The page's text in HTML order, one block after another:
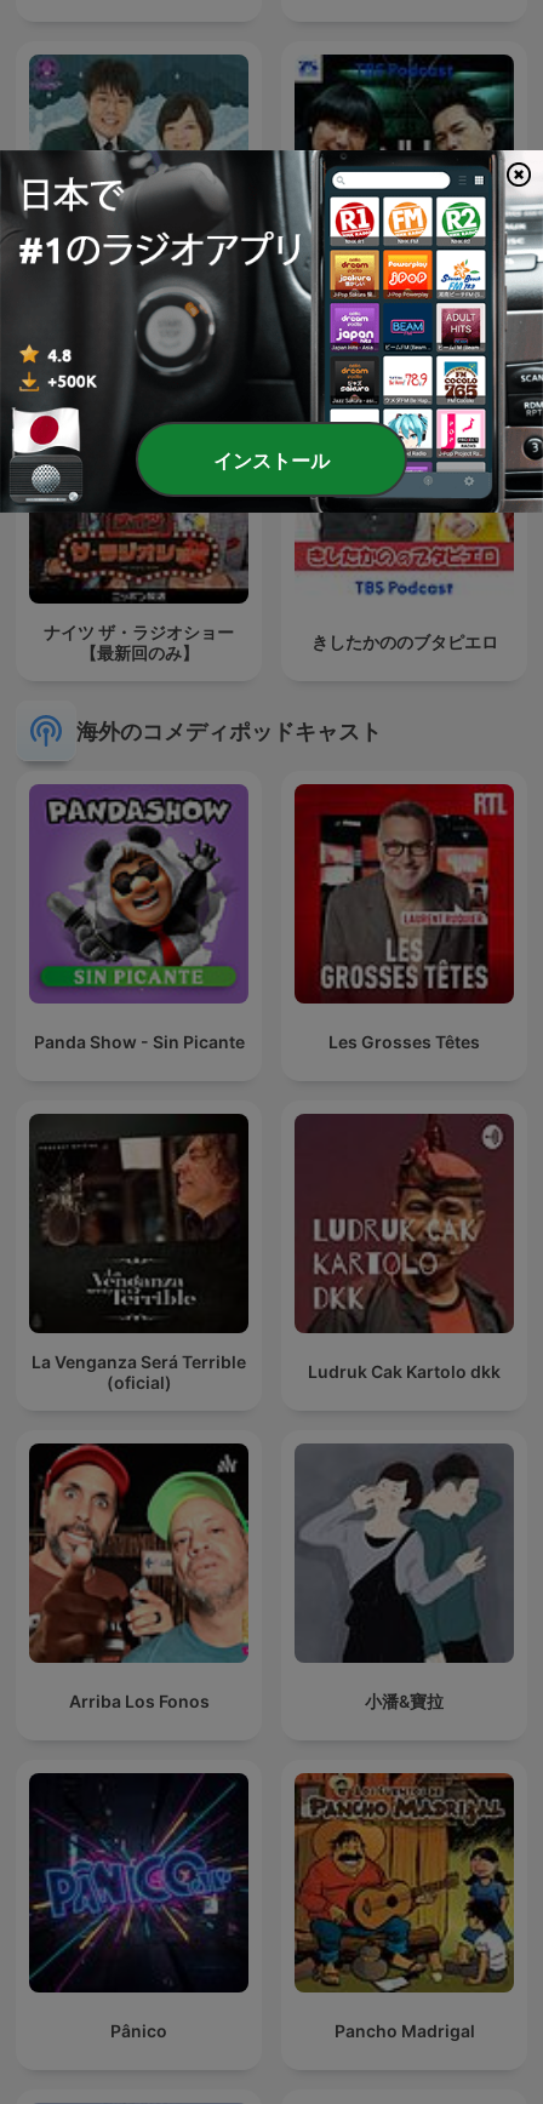
蛙亭のトノサマラジオ[オー
ルナイトニッポン
PODCAST]
金曜JUNK バナナマンのバナ
ナムーンGOLD
ナイツ ザ・ラジオショー
【最新回のみ】
きしたかののブタピエロ
海外のコメディポッドキャスト
Panda Show - Sin Picante Les Grosses Têtes
La Venganza Será Terrible
(oficial)
Ludruk Cak Kartolo dkk
Arriba Los Fonos 小潘&寶拉
Pânico Pancho Madrigal
インストール